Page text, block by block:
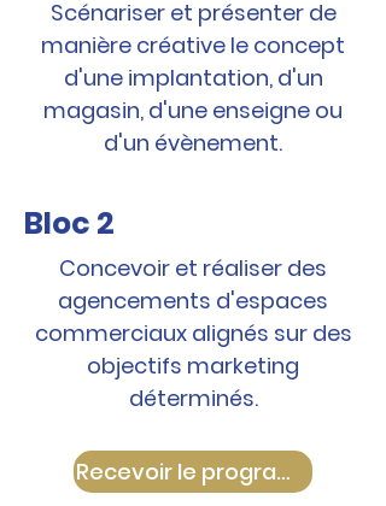
Scénariser et présenter de
manière créative le concept
d'une implantation, d'un
magasin, d'une enseigne ou
d'un évènement.
Bloc 2
Concevoir et réaliser des
agencements d'espaces
commerciaux alignés sur des
objectifs marketing
déterminés.
Recevoir le programme complet